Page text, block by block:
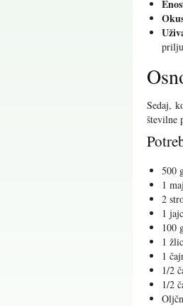
Sedaj,
številne
500
1
2
1
100
1
1
1/2
1/2